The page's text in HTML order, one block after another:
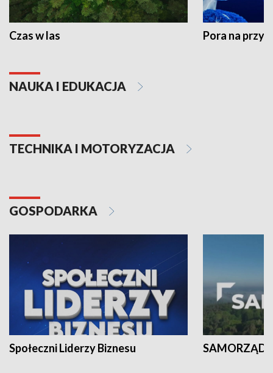
Czas w las Pora na
NAUKA I EDUKACJA
TECHNIKA I MOTORYZACJA
GOSPODARKA
Społeczni Liderzy Biznesu SAMORZĄD